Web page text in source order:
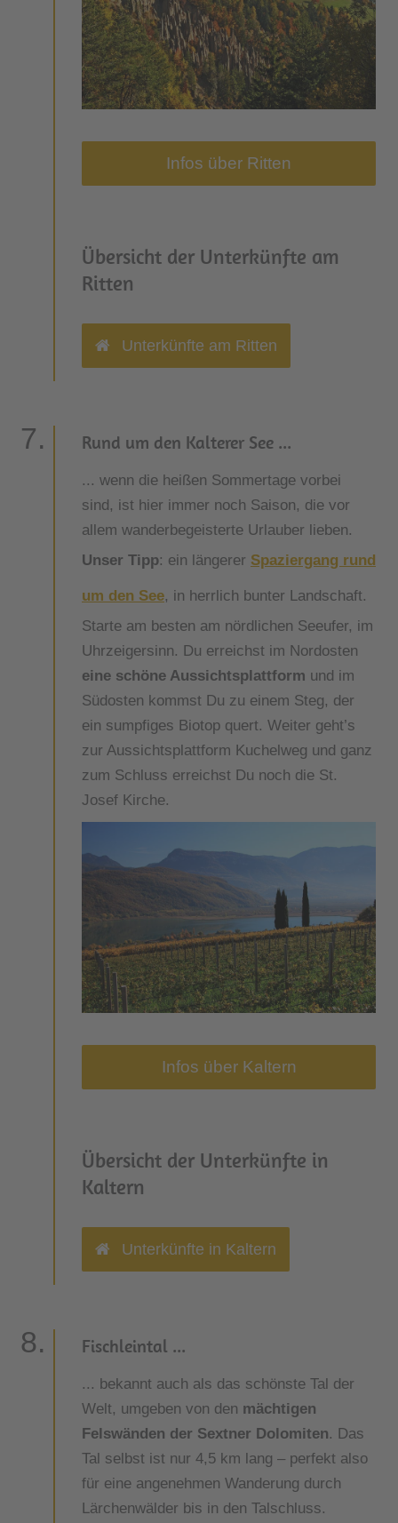
Infos über Ritten
Übersicht der Unterkünfte am
Ritten
Unterkünfte am Ritten
Rund um den Kalterer See ...
... wenn die heißen Sommertage vorbei
sind, ist hier immer noch Saison, die vor
allem wanderbegeisterte Urlauber lieben.
Unser Tipp: ein längerer Spaziergang rund
um den See, in herrlich bunter Landschaft.
Starte am besten am nördlichen Seeufer, im
Uhrzeigersinn. Du erreichst im Nordosten
eine schöne Aussichtsplattform und im
Südosten kommst Du zu einem Steg, der
ein sumpfiges Biotop quert. Weiter geht’s
zur Aussichtsplattform Kuchelweg und ganz
zum Schluss erreichst Du noch die St.
Josef Kirche.
Infos über Kaltern
Übersicht der Unterkünfte in
Kaltern
Unterkünfte in Kaltern
Fischleintal ...
... bekannt auch als das schönste Tal der
Welt, umgeben von den mächtigen
Felswänden der Sextner Dolomiten. Das
Tal selbst ist nur 4,5 km lang – perfekt also
für eine angenehmen Wanderung durch
Lärchenwälder bis in den Talschluss.